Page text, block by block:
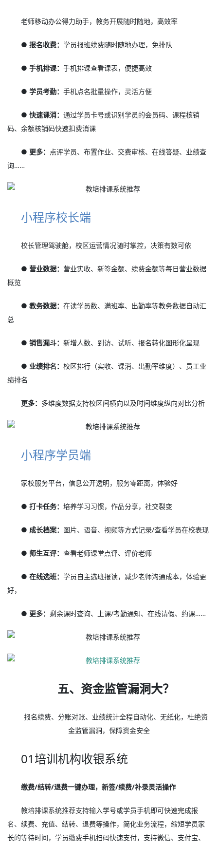
老师移动办公得力助手，教务开展随时随地，高效率
● 报名收费：学员报班续费随时随地办理，免排队
● 手机排课：手机排课查看课表，便捷高效
● 学员考勤：手机点名批量操作，灵活方便
● 快速课消：通过学员卡号或识别学员的会员码、课程核销
码、余额核销码快速扣费消课
● 更多： 点评学员、布置作业、交费审核、在线答疑、业绩查
询……
小程序校长端
校长管理驾驶舱，校区运营情况随时掌控，决策有数可依
● 营业数据：营业实收、新签金额、续费金额等每日营业数据
概览
● 教务数据：在读学员数、满班率、出勤率等教务数据自动汇
总
● 销售漏斗：新增人数、到访、试听、报名转化图形化呈现
● 业绩排名：校区排行（实收、课消、出勤率维度）、员工业
绩排名
更多： 多维度数据支持校区间横向以及时间维度纵向对比分析
小程序学员端
家校服务平台，信息公开透明，服务零距离，体验好
● 打卡任务：培养学习习惯，作品分享，社交裂变
● 成长档案： 图片、语音、视频等方式记录/查看学员在校表现
● 师生互评：查看老师课堂点评、评价老师
● 在线选班：学员自主选班报读，减少老师沟通成本，体验更
好，
● 更多：剩余课时查询、上课/考勤通知、在线请假、约课……
五、资金监管漏洞大？
报名续费、分账对账、业绩统计全程自动化、无纸化，杜绝资
金监管漏洞，保障资金安全
01培训机构收银系统
缴费/结转/退费一键办理，新签/续费/补录灵活操作
教培排课系统推荐支持输入学号或学员手机即可快速完成报
名、续费、充值、结转、退费等操作，简化业务流程，缩短学员家
长的等待时间，学员缴费手机扫码快速支付，支持微信、支付宝、